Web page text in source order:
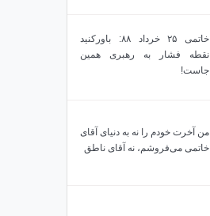
خاتمی ۲۵ خرداد ۸۸: باورکنید
نقطه فشار به رهبری همین
جاست!
من آخرت خودم را نه به دنیای آقای
خاتمی می‌فروشم، نه آقای ناطق